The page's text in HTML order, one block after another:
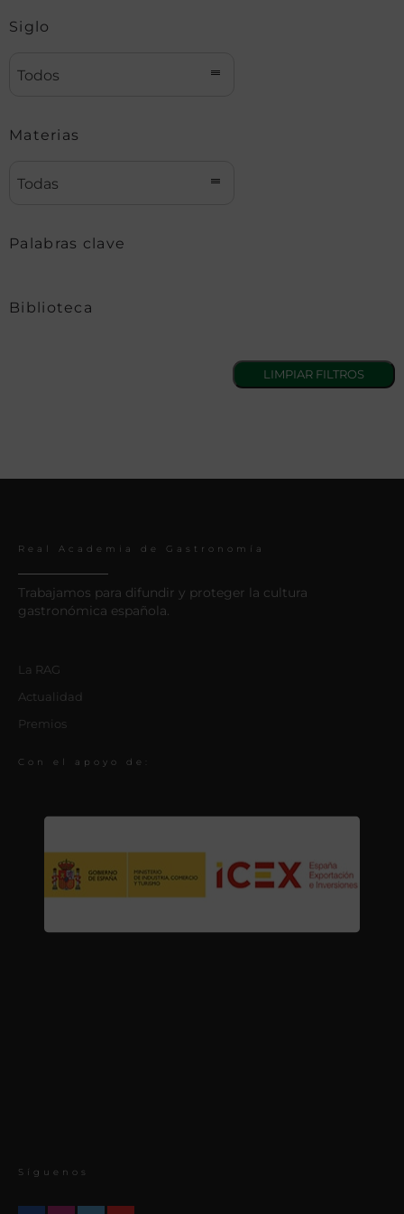
Siglo
Todos
Materias
Todas
Palabras clave
Biblioteca
Real Academia de Gastronomía
Trabajamos para difundir y proteger la cultura
gastronómica española.
La RAG
Actualidad
Premios
Con el apoyo de:
Síguenos